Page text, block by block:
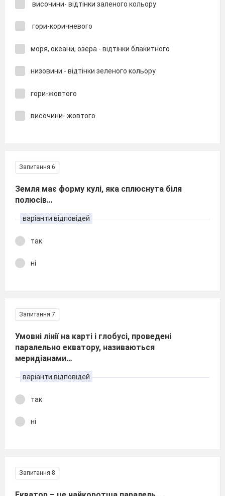
височини- відтінки заленого кольору
гори-коричневого
моря, океани, озера - відтінки блакитного
низовини - відтінки зеленого кольору
гори-жовтого
височини- жовтого
Запитання 6
Земля має форму кулі, яка сплюснута біля
полюсів…
варіанти відповідей
так
ні
Запитання 7
Умовні лінії на карті і глобусі, проведені
паралельно екватору, називаються
меридіанами…
варіанти відповідей
так
ні
Запитання 8